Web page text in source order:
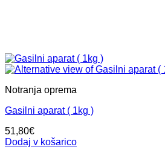
Notranja oprema
Gasilni aparat ( 1kg )
51,80€
Dodaj v košarico